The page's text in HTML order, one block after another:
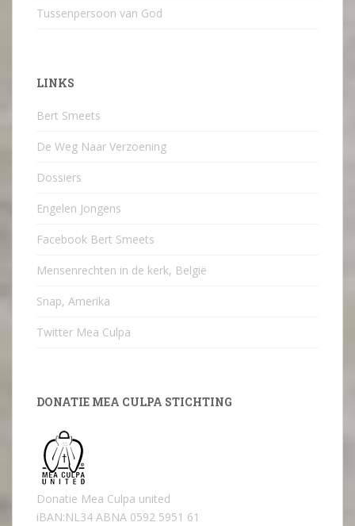
Tussenpersoon van God
LINKS
Bert Smeets
De Weg Naar Verzoening
Dossiers
Engelen Jongens
Facebook Bert Smeets
Mensenrechten in de kerk, België
Snap, Amerika
Twitter Mea Culpa
DONATIE MEA CULPA STICHTING
Donatie Mea Culpa united
iBAN:NL34 ABNA 0592 5951 61